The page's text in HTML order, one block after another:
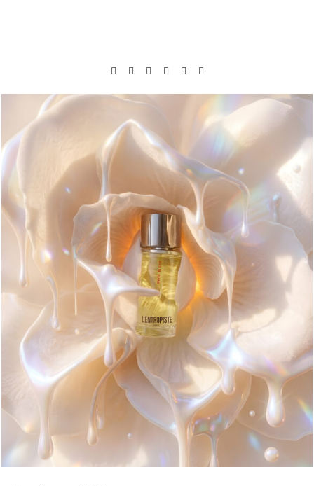
WHITE BLOOD, OU LE RETOUR DU FLORAL COMME
MATIÈRE VIVANTE